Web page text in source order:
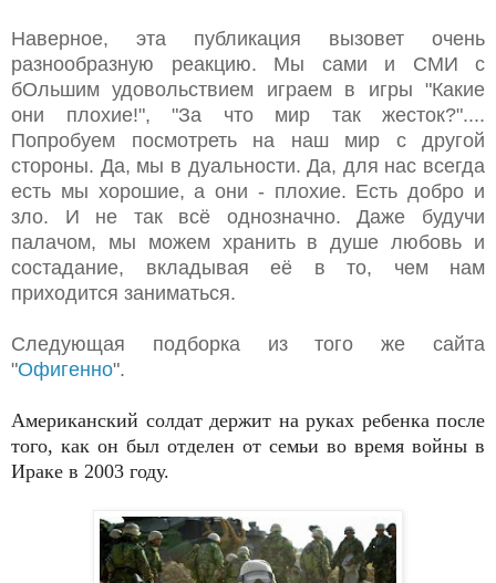
Наверное, эта публикация вызовет очень
разнообразную реакцию. Мы сами и СМИ с
бОльшим удовольствием играем в игры "Какие
они плохие!", "За что мир так жесток?"....
Попробуем посмотреть на наш мир с другой
стороны. Да, мы в дуальности. Да, для нас всегда
есть мы хорошие, а они - плохие. Есть добро и
зло. И не так всё однозначно. Даже будучи
палачом, мы можем хранить в душе любовь и
состадание, вкладывая её в то, чем нам
приходится заниматься.
Следующая подборка из того же сайта
"Офигенно".
Американский солдат держит на руках ребенка после
того, как он был отделен от семьи во время войны в
Ираке в 2003 году.